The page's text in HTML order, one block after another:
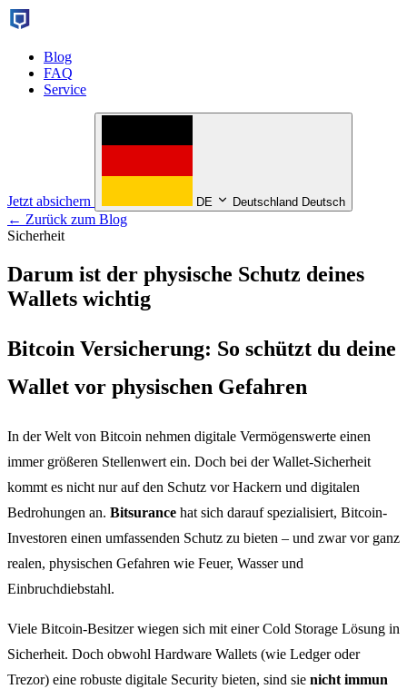
Blog
FAQ
Service
Jetzt absichern DE Deutschland Deutsch
← Zurück zum Blog
Sicherheit
Darum ist der physische Schutz deines
Wallets wichtig
Bitcoin Versicherung: So schützt du deine
Wallet vor physischen Gefahren
In der Welt von Bitcoin nehmen digitale Vermögenswerte einen
immer größeren Stellenwert ein. Doch bei der Wallet-Sicherheit
kommt es nicht nur auf den Schutz vor Hackern und digitalen
Bedrohungen an. Bitsurance hat sich darauf spezialisiert, Bitcoin-
Investoren einen umfassenden Schutz zu bieten – und zwar vor ganz
realen, physischen Gefahren wie Feuer, Wasser und
Einbruchdiebstahl.
Viele Bitcoin-Besitzer wiegen sich mit einer Cold Storage Lösung in
Sicherheit. Doch obwohl Hardware Wallets (wie Ledger oder
Trezor) eine robuste digitale Security bieten, sind sie nicht immun